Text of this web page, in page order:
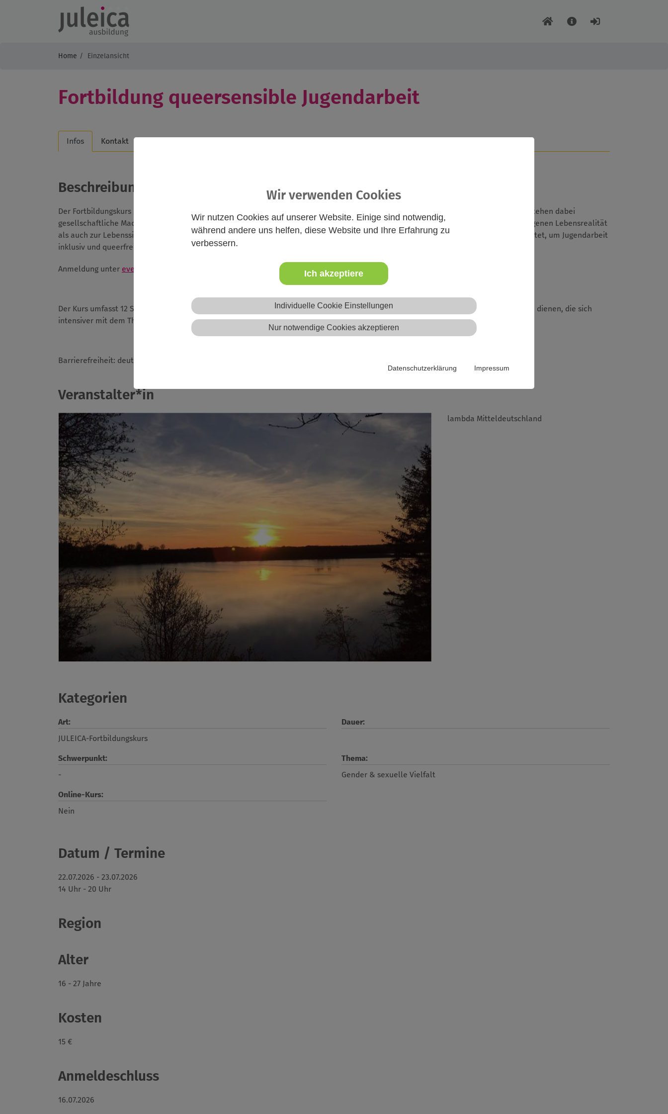
Wir verwenden Cookies
Wir nutzen Cookies auf unserer Website. Einige sind notwendig,
während andere uns helfen, diese Website und Ihre Erfahrung zu
verbessern.
Ich akzeptiere
Individuelle Cookie Einstellungen
Nur notwendige Cookies akzeptieren
Datenschutzerklärung Impressum
Home Einzelansicht
Fortbildung queersensible Jugendarbeit
Infos Kontakt
Beschreibung
Der Fortbildungskurs „Queersensible Jugendarbeit“ vermittelt fundiertes Wissen zu sexueller und geschlechtlicher Vielfalt. Im Fokus stehen dabei
gesellschaftliche Machtverhältnisse sowie die damit verbundenen Diskriminierungsformen. Die Inhalte werden sowohl in Bezug zur eigenen Lebensrealität
als auch zur Lebenssituation queerer junger Menschen reflektiert. Darüber hinaus werden praxisnahe Handlungskompetenzen erarbeitet, um Jugendarbeit
inklusiv und queerfreundlich zu gestalten.
Anmeldung unter eveeno.com/294204907
Der Kurs umfasst 12 Stunden und kann zur Verlängerung der Juleica angerechnet werden oder als eigenständige Weiterbildung für alle dienen, die sich
intensiver mit dem Thema auseinandersetzen möchten.
Barrierefreiheit: deutsche Lautsprache
Veranstalter*in
lambda Mitteldeutschland
Kategorien
Art:
JULEICA-Fortbildungskurs
Dauer:
Schwerpunkt:
-
Thema:
Gender & sexuelle Vielfalt
Online-Kurs:
Nein
Datum / Termine
22.07.2026 - 23.07.2026
14 Uhr - 20 Uhr
Region
Alter
16 - 27 Jahre
Kosten
15 €
Anmeldeschluss
16.07.2026